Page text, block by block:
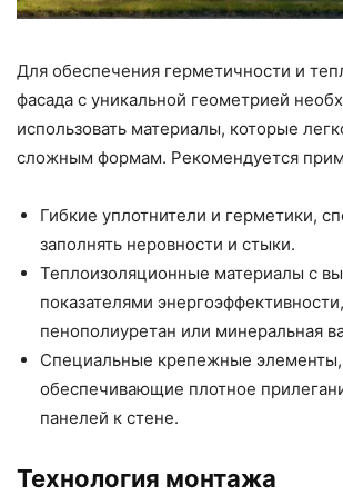
Для обеспечения герметичности и
фасада с уникальной геометрией
использовать материалы, которые
сложным формам. Рекомендуется
Гибкие уплотнители и герметики,
заполнять неровности и стыки.
Теплоизоляционные материалы с
показателями
пенополиуретан или минеральная
Специальные крепежные элементы,
обеспечивающие плотное
панелей к стене.
Технология монтажа